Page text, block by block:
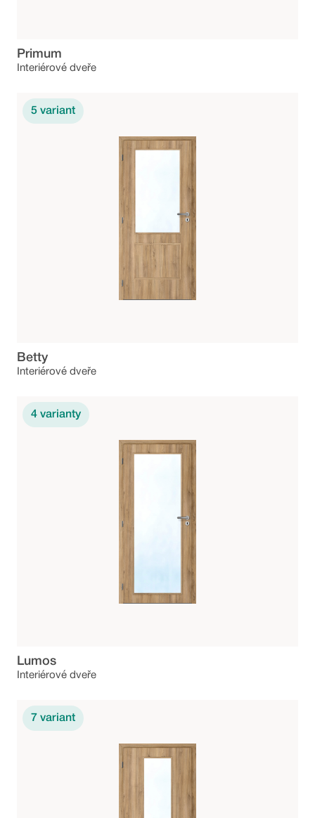
Primum
Interiérové dveře
Betty
Interiérové dveře
5 variant
Lumos
Interiérové dveře
4 varianty
7 variant